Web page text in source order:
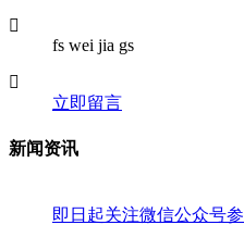
fs wei jia gs
立即留言
新闻资讯
即日起关注微信公众号